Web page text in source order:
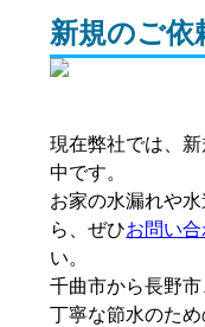
新規のご依
現在弊社では、
中です。
お家の水漏れや
ら、ぜひお問い
い。
千曲市から長野
丁寧な節水のた